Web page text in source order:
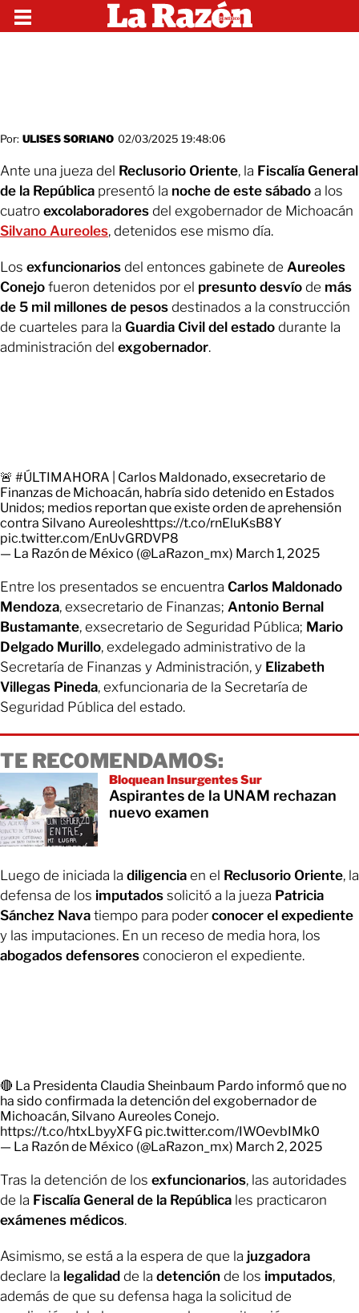
Por: ULISES SORIANO 02/03/2025 19:48:06
Ante una jueza del Reclusorio Oriente, la Fiscalía General
de la República presentó la noche de este sábado a los
cuatro excolaboradores del exgobernador de Michoacán
Silvano Aureoles, detenidos ese mismo día.
Los exfuncionarios del entonces gabinete de Aureoles
Conejo fueron detenidos por el presunto desvío de más
de 5 mil millones de pesos destinados a la construcción
de cuarteles para la Guardia Civil del estado durante la
administración del exgobernador.
🚨 #ÚLTIMAHORA | Carlos Maldonado, exsecretario de
Finanzas de Michoacán, habría sido detenido en Estados
Unidos; medios reportan que existe orden de aprehensión
contra Silvano Aureoleshttps://t.co/rnEluKsB8Y
pic.twitter.com/EnUvGRDVP8
— La Razón de México (@LaRazon_mx) March 1, 2025
Entre los presentados se encuentra Carlos Maldonado
Mendoza, exsecretario de Finanzas; Antonio Bernal
Bustamante, exsecretario de Seguridad Pública; Mario
Delgado Murillo, exdelegado administrativo de la
Secretaría de Finanzas y Administración, y Elizabeth
Villegas Pineda, exfuncionaria de la Secretaría de
Seguridad Pública del estado.
TE RECOMENDAMOS:
Bloquean Insurgentes Sur
Aspirantes de la UNAM rechazan
nuevo examen
Luego de iniciada la diligencia en el Reclusorio Oriente, la
defensa de los imputados solicitó a la jueza Patricia
Sánchez Nava tiempo para poder conocer el expediente
y las imputaciones. En un receso de media hora, los
abogados defensores conocieron el expediente.
🔴 La Presidenta Claudia Sheinbaum Pardo informó que no
ha sido confirmada la detención del exgobernador de
Michoacán, Silvano Aureoles Conejo.
https://t.co/htxLbyyXFG pic.twitter.com/IWOevbIMk0
— La Razón de México (@LaRazon_mx) March 2, 2025
Tras la detención de los exfuncionarios, las autoridades
de la Fiscalía General de la República les practicaron
exámenes médicos.
Asimismo, se está a la espera de que la juzgadora
declare la legalidad de la detención de los imputados,
además de que su defensa haga la solicitud de